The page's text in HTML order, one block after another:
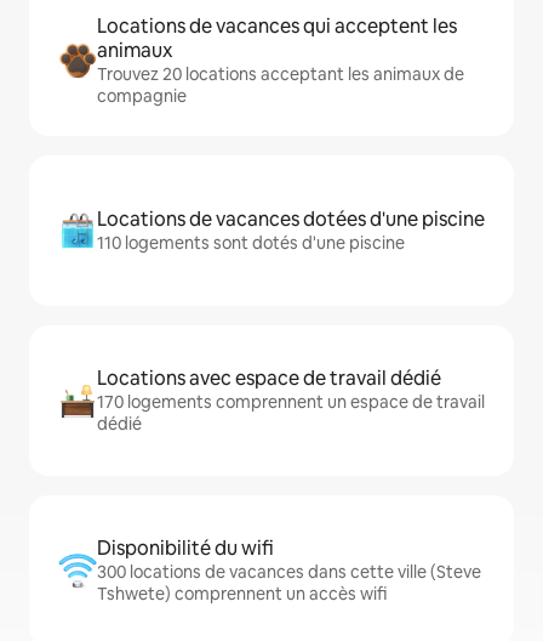
Locations de vacances qui acceptent les
animaux
Trouvez 20 locations acceptant les animaux de
compagnie
Locations de vacances dotées d'une piscine
110 logements sont dotés d'une piscine
Locations avec espace de travail dédié
170 logements comprennent un espace de travail
dédié
Disponibilité du wifi
300 locations de vacances dans cette ville (Steve
Tshwete) comprennent un accès wifi